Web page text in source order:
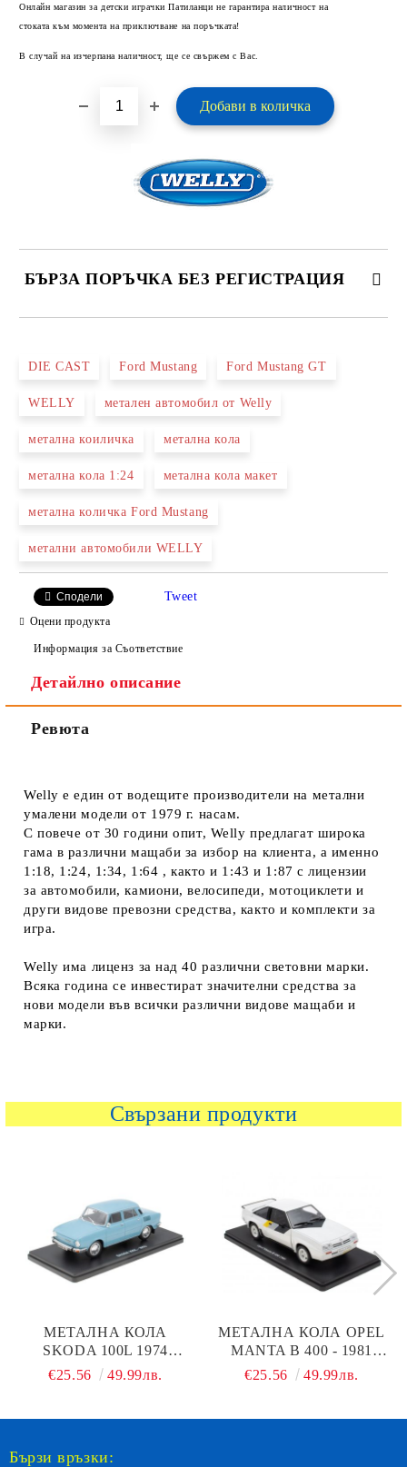
Онлайн магазин за детски играчки Патиланци не гарантира наличност на
стоката към момента на приключване на поръчката!
В случай на изчерпана наличност, ще се свържем с Вас.
БЪРЗА ПОРЪЧКА БЕЗ РЕГИСТРАЦИЯ
DIE CAST Ford Mustang Ford Mustang GT
WELLY метален автомобил от Welly
метална коиличка метална кола
метална кола 1:24 метална кола макет
метална количка Ford Mustang
метални автомобили WELLY
Сподели Tweet
Оцени продукта
Информация за Съответствие
Детайлно описание
Ревюта
Welly е един от водещите производители на метални
умалени модели от 1979 г. насам.
С повече от 30 години опит, Welly предлагат широка
гама в различни мащаби за избор на клиента, а именно
1:18, 1:24, 1:34, 1:64 , както и 1:43 и 1:87 с лицензии
за автомобили, камиони, велосипеди, мотоциклети и
други видове превозни средства, както и комплекти за
игра.
Welly има лиценз за над 40 различни световни марки.
Всяка година се инвестират значителни средства за
нови модели във всички различни видове мащаби и
марки.
Свързани продукти
МЕТАЛНА КОЛА
SKODA 100L 1974
HACHETTE 904
€25.56 49.99лв.
МЕТАЛНА КОЛА OPEL
MANTA B 400 - 1981
HACHETTE
€25.56 49.99лв.
Бързи връзки: